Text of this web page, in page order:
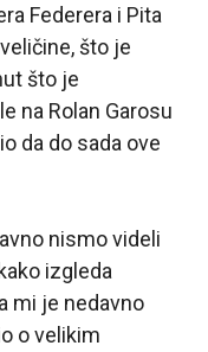
Federera i Pita
što je
što je
na Rolan Garosu
da do sada ove
nismo videli
izgleda
mi je nedavno
o velikim